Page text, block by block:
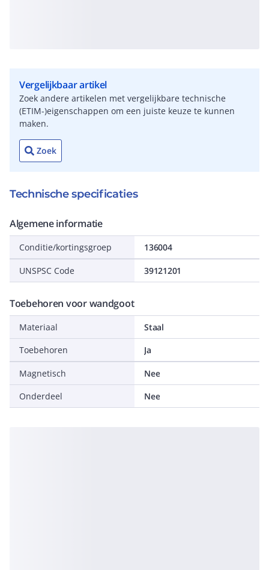
Vergelijkbaar artikel
Zoek andere artikelen met vergelijkbare technische
(ETIM-)eigenschappen om een juiste keuze te kunnen
maken.
Zoek
Technische specificaties
Algemene informatie
Conditie/kortingsgroep 136004
UNSPSC Code 39121201
Toebehoren voor wandgoot
Materiaal
Staal
Toebehoren
Ja
Magnetisch
Nee
Onderdeel
Nee